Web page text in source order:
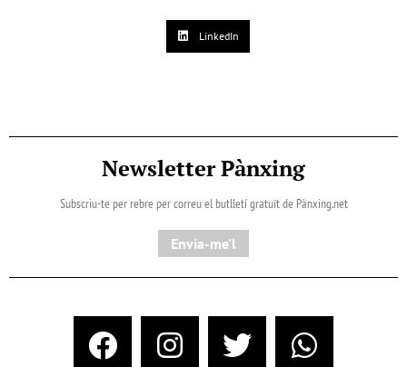
LinkedIn
Newsletter Pànxing
Subscriu-te per rebre per correu el butlletí gratuït de Pànxing.net​
Envia-me'l